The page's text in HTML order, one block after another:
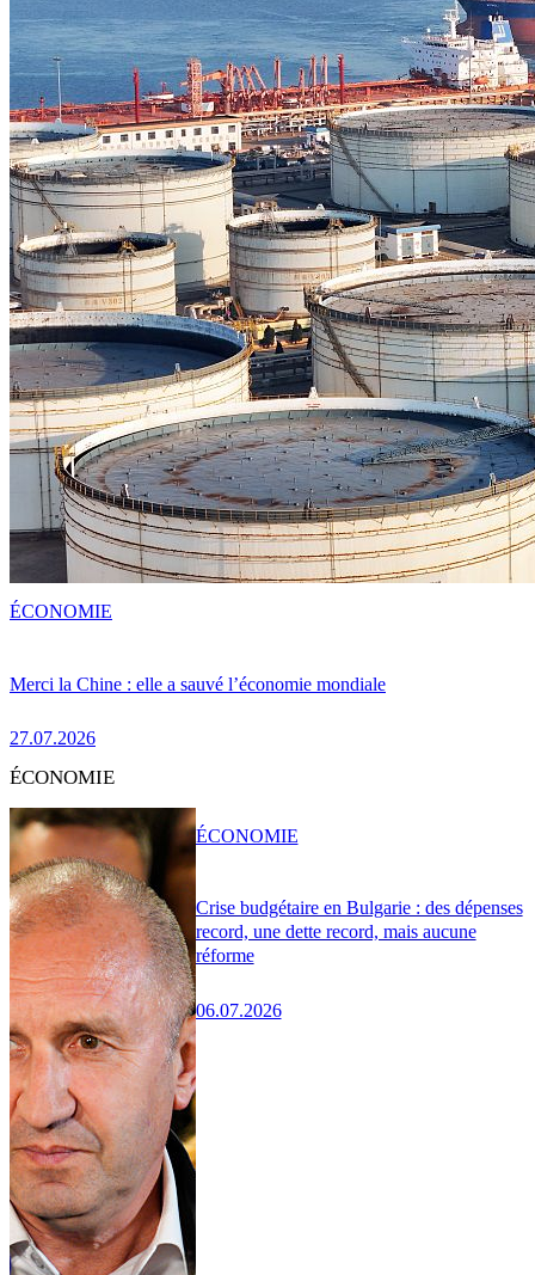
Merci la Chine : elle a sauvé l’économie mondiale
27.07.2026
ÉCONOMIE
ÉCONOMIE
Crise budgétaire en Bulgarie : des dépenses
record, une dette record, mais aucune
réforme
06.07.2026
ÉCONOMIE